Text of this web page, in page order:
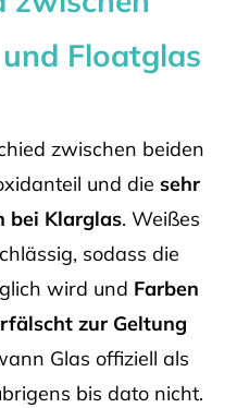
Floatglas
zwischen beiden
und die sehr
bei Klarglas. Weißes
sodass die
wird und Farben
zur Geltung
Glas offiziell als
bis dato nicht.